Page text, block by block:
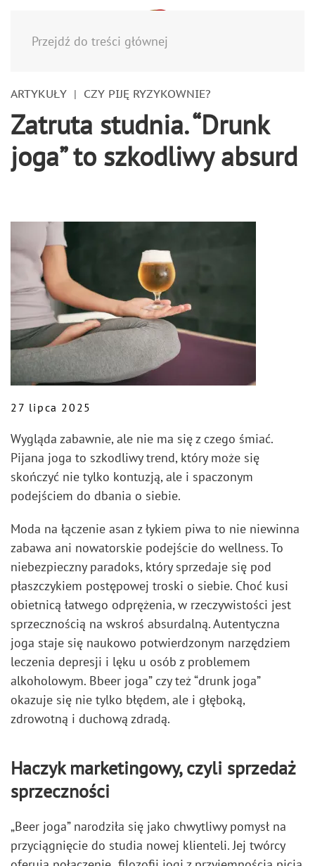
Przejdź do treści głównej
ARTYKUŁY CZY PIJĘ RYZYKOWNIE?
Zatruta studnia. “Drunk
joga” to szkodliwy absurd
27 lipca 2025
Wygląda zabawnie, ale nie ma się z czego śmiać.
Pijana joga to szkodliwy trend, który może się
skończyć nie tylko kontuzją, ale i spaczonym
podejściem do dbania o siebie.
Moda na łączenie asan z łykiem piwa to nie niewinna
zabawa ani nowatorskie podejście do wellness. To
niebezpieczny paradoks, który sprzedaje się pod
płaszczykiem postępowej troski o siebie. Choć kusi
obietnicą łatwego odprężenia, w rzeczywistości jest
sprzecznością na wskroś absurdalną. Autentyczna
joga staje się naukowo potwierdzonym narzędziem
leczenia depresji i lęku u osób z problemem
alkoholowym. Bbeer joga” czy też “drunk joga”
okazuje się nie tylko błędem, ale i głęboką,
zdrowotną i duchową zdradą.
Haczyk marketingowy, czyli sprzedaż
sprzeczności
„Beer joga” narodziła się jako chwytliwy pomysł na
przyciągnięcie do studia nowej klienteli. Jej twórcy